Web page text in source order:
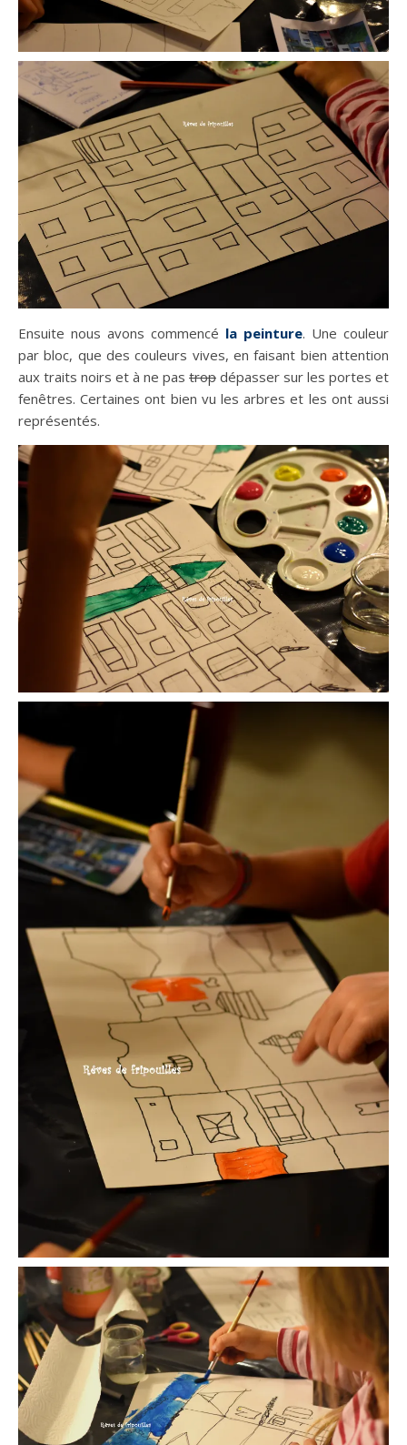
Ensuite nous avons commencé la peinture. Une couleur
par bloc, que des couleurs vives, en faisant bien attention
aux traits noirs et à ne pas trop dépasser sur les portes et
fenêtres. Certaines ont bien vu les arbres et les ont aussi
représentés.